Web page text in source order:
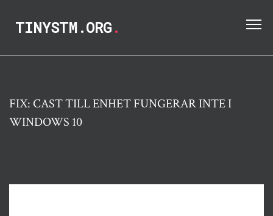
TINYSTM.ORG.
FIX: CAST TILL ENHET FUNGERAR INTE I
WINDOWS 10